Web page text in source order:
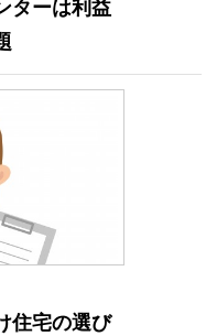
ターは利益
住宅の選び